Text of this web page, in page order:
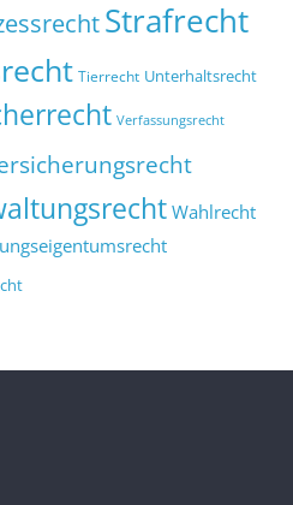
Strafrecht
Tierrecht Unterhaltsrecht
Verfassungsrecht
Wahlrecht